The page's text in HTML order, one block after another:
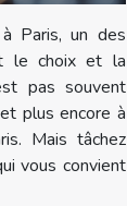
Paris, un des
le choix et la
pas souvent
plus encore à
Mais tâchez
vous convient